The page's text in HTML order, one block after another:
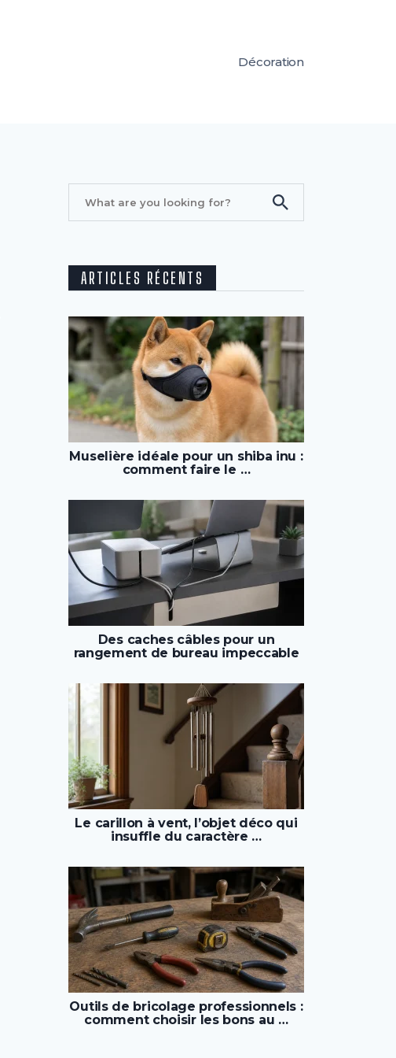
Décoration
ARTICLES RÉCENTS
Muselière idéale pour un shiba inu :
comment faire le …
Des caches câbles pour un
rangement de bureau impeccable
Le carillon à vent, l’objet déco qui
insuffle du caractère …
Outils de bricolage professionnels :
comment choisir les bons au …